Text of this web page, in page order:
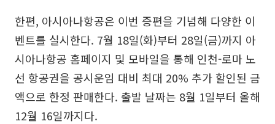
한편, 아시아나항공은 이번 증편을 기념해 다양한 이
벤트를 실시한다. 7월 18일(화)부터 28일(금)까지 아
시아나항공 홈페이지 및 모바일을 통해 인천-로마 노
선 항공권을 공시운임 대비 최대 20% 추가 할인된 금
액으로 한정 판매한다. 출발 날짜는 8월 1일부터 올해
12월 16일까지다.